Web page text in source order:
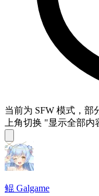
当前为 SFW 模式，部
上角切换 "显示全部内
鲲 Galgame